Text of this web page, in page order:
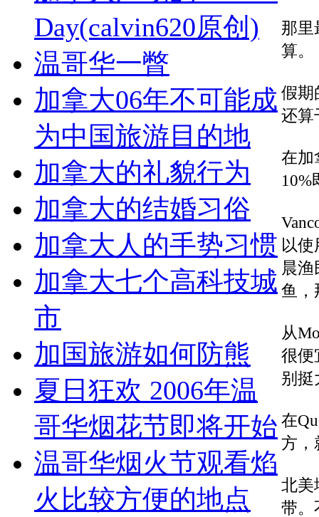
Day(calvin620原创)
温哥华一瞥
加拿大06年不可能成
为中国旅游目的地
加拿大的礼貌行为
加拿大的结婚习俗
加拿大人的手势习惯
加拿大七个高科技城
市
加国旅游如何防熊
夏日狂欢 2006年温
哥华烟花节即将开始
温哥华烟火节观看焰
火比较方便的地点
那里
算。
假期
还算
在加
10%
以
晨
鱼，
从
很便
别挺
在
方，
北美
带。